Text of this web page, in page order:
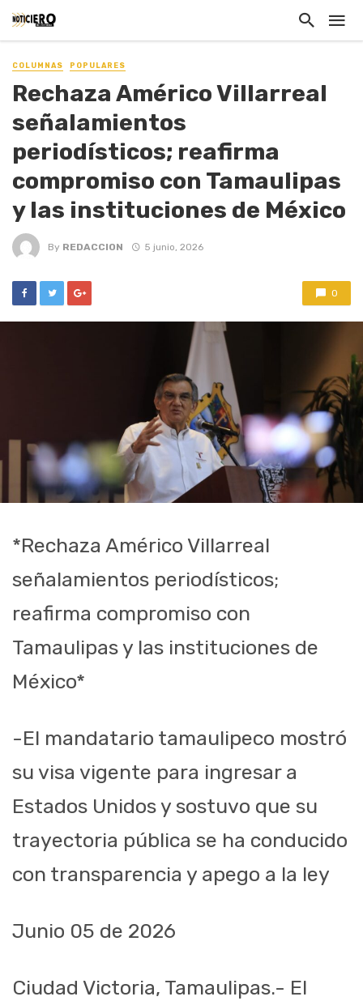
COLUMNAS POPULARES
Rechaza Américo Villarreal
señalamientos
periodísticos; reafirma
compromiso con Tamaulipas
y las instituciones de México
By REDACCION 5 junio, 2026
0
*Rechaza Américo Villarreal
señalamientos periodísticos;
reafirma compromiso con
Tamaulipas y las instituciones de
México*
-El mandatario tamaulipeco mostró
su visa vigente para ingresar a
Estados Unidos y sostuvo que su
trayectoria pública se ha conducido
con transparencia y apego a la ley
Junio 05 de 2026
Ciudad Victoria, Tamaulipas.- El